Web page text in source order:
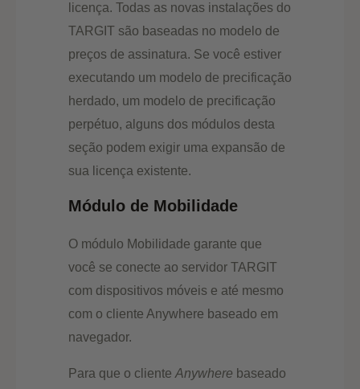
licença. Todas as novas instalações do
TARGIT são baseadas no modelo de
preços de assinatura. Se você estiver
executando um modelo de precificação
herdado, um modelo de precificação
perpétuo, alguns dos módulos desta
seção podem exigir uma expansão de
sua licença existente.
Módulo de Mobilidade
O módulo Mobilidade garante que
você se conecte ao servidor TARGIT
com dispositivos móveis e até mesmo
com o cliente Anywhere baseado em
navegador.
Para que o cliente Anywhere baseado